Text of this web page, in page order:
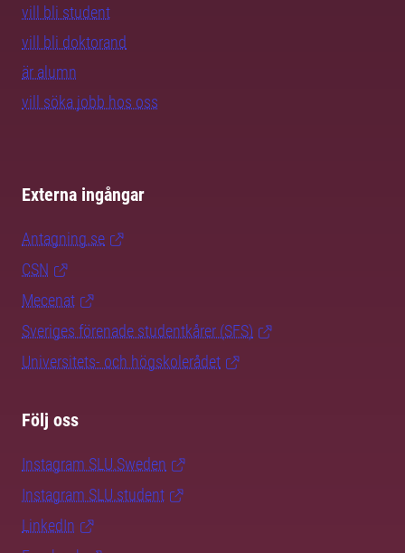
vill bli student
vill bli doktorand
är alumn
vill söka jobb hos oss
Externa ingångar
Antagning.se
CSN
Mecenat
Sveriges förenade studentkårer (SFS)
Universitets- och högskolerådet
Följ oss
Instagram SLU.Sweden
Instagram SLU.student
LinkedIn